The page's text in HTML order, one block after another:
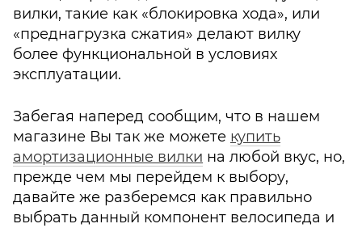
вилки, такие как «блокировка хода», или
«преднагрузка сжатия» делают вилку
более функциональной в условиях
эксплуатации.
Забегая наперед сообщим, что в нашем
магазине Вы так же можете купить
амортизационные вилки на любой вкус, но,
прежде чем мы перейдем к выбору,
давайте же разберемся как правильно
выбрать данный компонент велосипеда и